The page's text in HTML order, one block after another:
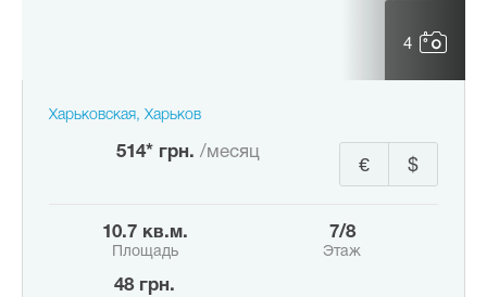
4
Харьковская, Харьков
514* грн. /месяц
$
€
10.7 кв.м.
Площадь
7/8
Этаж
48 грн.